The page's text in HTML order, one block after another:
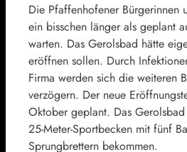
Die Pfaffenhofener Bürgerinnen
ein bisschen länger als geplant
warten. Das Gerolsbad hätte
eröffnen sollen. Durch
Firma werden sich die weiteren
verzögern. Der neue
Oktober geplant. Das
25-Meter-Sportbecken mit fünf
Sprungbrettern bekommen.